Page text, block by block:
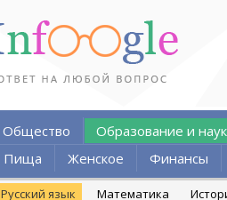
Общество
Образование и
Пища
Женское Финансы
Русский язык Математика